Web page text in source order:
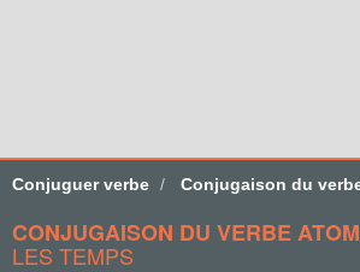
Conjuguer verbe Conjugaison du
CONJUGAISON DU VERBE
LES TEMPS